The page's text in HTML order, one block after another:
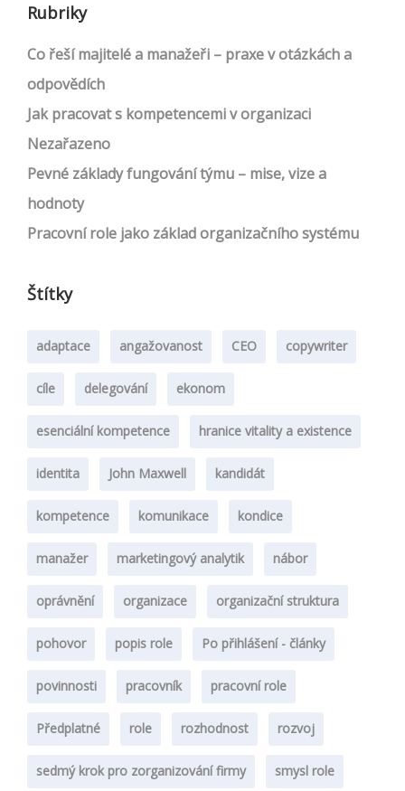
Rubriky
Co řeší majitelé a manažeři – praxe v otázkách a
odpovědích
Jak pracovat s kompetencemi v organizaci
Nezařazeno
Pevné základy fungování týmu – mise, vize a
hodnoty
Pracovní role jako základ organizačního systému
Štítky
adaptace angažovanost CEO copywriter
cíle delegování ekonom
esenciální kompetence hranice vitality a existence
identita John Maxwell kandidát
kompetence komunikace kondice
manažer marketingový analytik nábor
oprávnění organizace organizační struktura
pohovor popis role Po přihlášení - články
povinnosti pracovník pracovní role
Předplatné role rozhodnost rozvoj
sedmý krok pro zorganizování firmy smysl role